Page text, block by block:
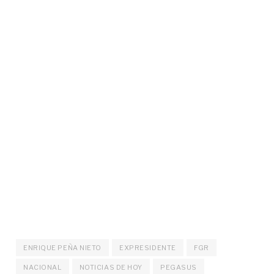
ENRIQUE PEÑA NIETO EXPRESIDENTE FGR
NACIONAL NOTICIAS DE HOY PEGASUS